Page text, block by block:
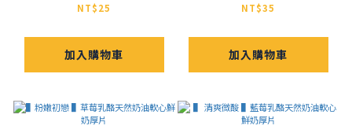
NT$25
加入購物車
NT$35
加入購物車